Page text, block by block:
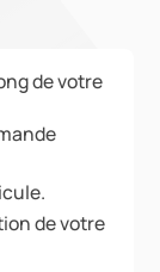
de votre
de votre